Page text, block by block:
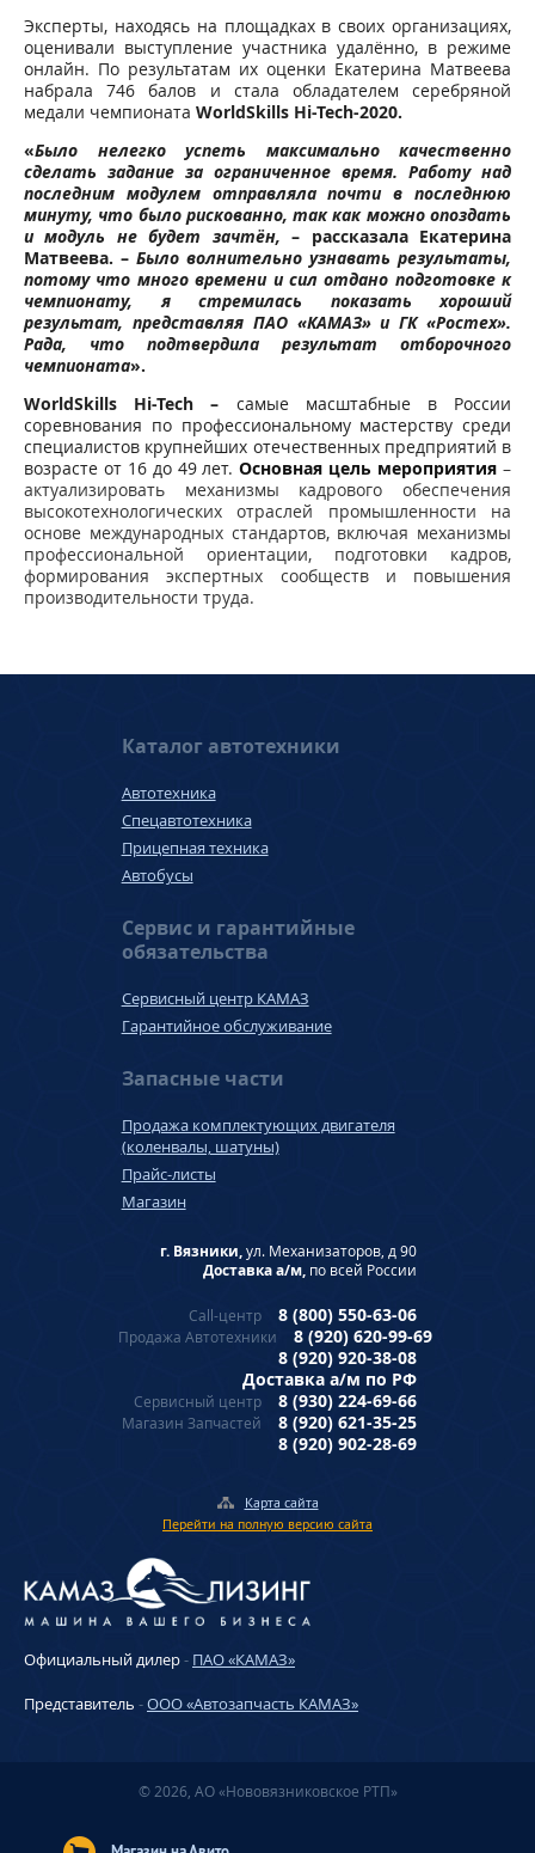
Эксперты, находясь на площадках в своих организациях,
оценивали выступление участника удалённо, в режиме
онлайн. По результатам их оценки Екатерина Матвеева
набрала 746 балов и стала обладателем серебряной
медали чемпионата WorldSkills Hi-Tech-2020.
«Было нелегко успеть максимально качественно
сделать задание за ограниченное время. Работу над
последним модулем отправляла почти в последнюю
минуту, что было рискованно, так как можно опоздать
и модуль не будет зачтён,– рассказала Екатерина
Матвеева. – Было волнительно узнавать результаты,
потому что много времени и сил отдано подготовке к
чемпионату, я стремилась показать хороший
результат, представляя ПАО «КАМАЗ» и ГК «Ростех».
Рада, что подтвердила результат отборочного
чемпионата».
WorldSkills Hi-Tech – самые масштабные в России
соревнования по профессиональному мастерству среди
специалистов крупнейших отечественных предприятий в
возрасте от 16 до 49 лет.Основная цель мероприятия –
актуализировать механизмы кадрового обеспечения
высокотехнологических отраслей промышленности на
основе международных стандартов, включая механизмы
профессиональной ориентации, подготовки кадров,
формирования экспертных сообществ и повышения
производительности труда.
Каталог автотехники
Автотехника
Спецавтотехника
Прицепная техника
Автобусы
Сервис и гарантийные
обязательства
Сервисный центр КАМАЗ
Гарантийное обслуживание
Запасные части
Продажа комплектующих двигателя
(коленвалы, шатуны)
Прайс-листы
Магазин
г. Вязники,ул. Механизаторов, д 90
Доставка а/м, по всей России
Call-центр 8 (800) 550-63-06
Продажа Автотехники
8 (920) 620-99-69
8 (920) 920-38-08
Доставка а/м по РФ
Сервисный центр 8 (930) 224-69-66
Магазин Запчастей
8 (920) 621-35-25
8 (920) 902-28-69
Карта сайта
Перейти на полную версию сайта
Официальный дилер- ПАО «КАМАЗ»
Представитель -ООО «Автозапчасть КАМАЗ»
© 2026, АО «Нововязниковское РТП»